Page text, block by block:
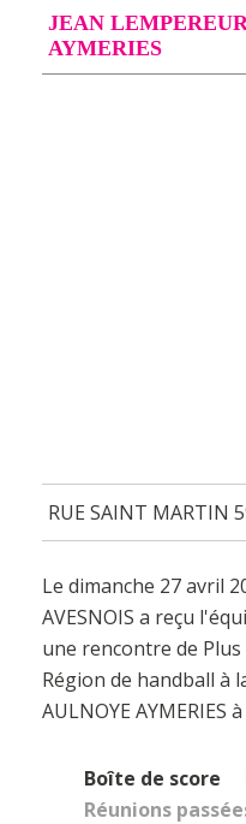
JEAN
AYMERIES
RUE SAINT MARTIN
Le dimanche 27 avril
AVESNOIS a reçu
une rencontre de Plus
Région de handball à
AULNOYE AYMERIES
Boîte de score
Réunions